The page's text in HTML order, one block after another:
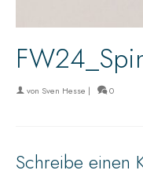
von Sven Hesse | 0
Schreibe einen